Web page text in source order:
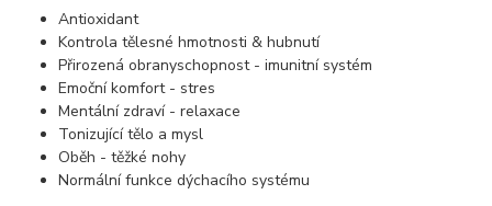
Antioxidant
Kontrola tělesné hmotnosti & hubnutí
Přirozená obranyschopnost - imunitní systém
Emoční komfort - stres
Mentální zdraví - relaxace
Tonizující tělo a mysl
Oběh - těžké nohy
Normální funkce dýchacího systému